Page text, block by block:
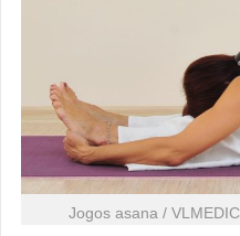
Jogos asana /